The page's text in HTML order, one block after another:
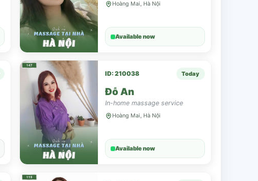
Hoàng Mai, Hà Nội
Available now
ID: 210038 Today
Đỗ An
In-home massage service
Hoàng Mai, Hà Nội
Available now